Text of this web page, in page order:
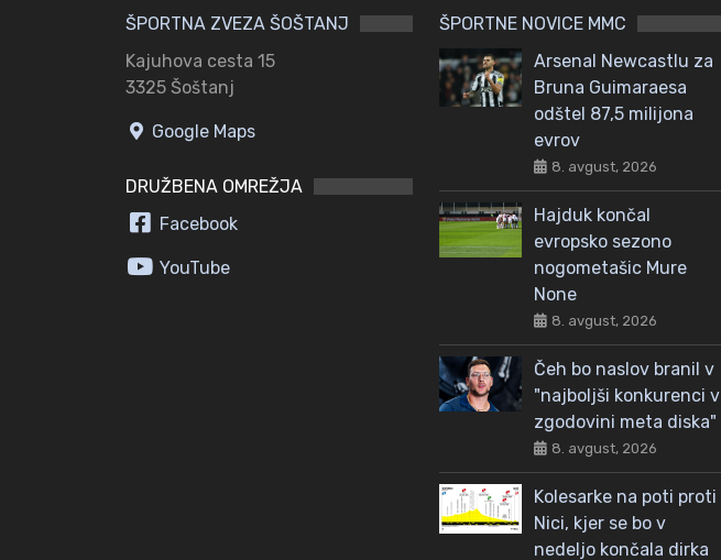
ŠPORTNA ZVEZA ŠOŠTANJ
Kajuhova cesta 15
3325 Šoštanj
Google Maps
DRUŽBENA OMREŽJA
Facebook
YouTube
ŠPORTNE NOVICE MMC
Arsenal Newcastlu za
Bruna Guimaraesa
odštel 87,5 milijona
evrov
8. avgust, 2026
Hajduk končal
evropsko sezono
nogometašic Mure
None
8. avgust, 2026
Čeh bo naslov branil v
"najboljši konkurenci v
zgodovini meta diska"
8. avgust, 2026
Kolesarke na poti proti
Nici, kjer se bo v
nedeljo končala dirka